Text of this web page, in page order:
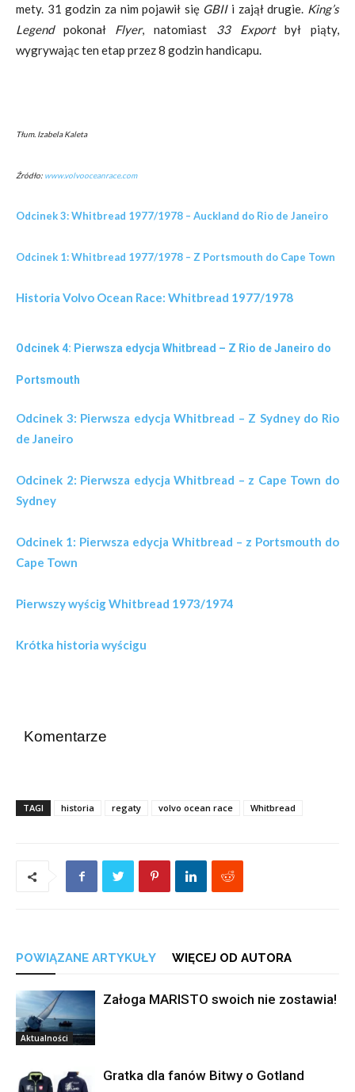
mety. 31 godzin za nim pojawił się GBIIi zajął drugie. King’s
Legendpokonał Flyer, natomiast 33 Exportbył piąty,
wygrywając ten etap przez 8 godzin handicapu.
Tłum. Izabela Kaleta
Źródło: www.volvooceanrace.com
Odcinek 3: Whitbread 1977/1978 – Auckland do Rio de Janeiro
Odcinek 1: Whitbread 1977/1978 – Z Portsmouth do Cape Town
Historia Volvo Ocean Race: Whitbread 1977/1978
Odcinek 4: Pierwsza edycja Whitbread – Z Rio de Janeiro do
Portsmouth
Odcinek 3: Pierwsza edycja Whitbread – Z Sydney do Rio
de Janeiro
Odcinek 2: Pierwsza edycja Whitbread – z Cape Town do
Sydney
Odcinek 1: Pierwsza edycja Whitbread – z Portsmouth do
Cape Town
Pierwszy wyścig Whitbread 1973/1974
Krótka historia wyścigu
Komentarze
TAGI historia regaty volvo ocean race Whitbread
POWIĄZANE ARTYKUŁY WIĘCEJ OD AUTORA
Aktualności
Załoga MARISTO swoich nie zostawia!
Gratka dla fanów Bitwy o Gotland